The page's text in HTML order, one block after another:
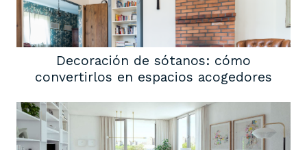
Decoración de sótanos: cómo
convertirlos en espacios acogedores